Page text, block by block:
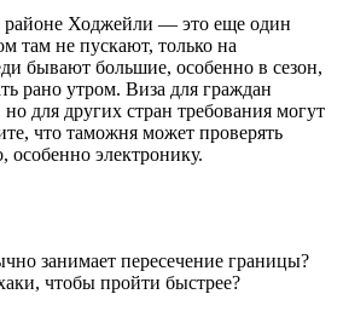
районе Ходжейли — это еще один
там не пускают, только на
бывают большие, особенно в сезон,
рано утром. Виза для граждан
для других стран требования могут
что таможня может проверять
особенно электронику.
занимает пересечение границы?
чтобы пройти быстрее?